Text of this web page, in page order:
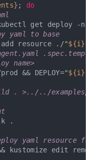
; do
get deploy -n
yaml to base
resource ./
"${i}
name>
&& DEPLOY="${i}
. >../../examples/
.
yaml resource from
kustomize edit